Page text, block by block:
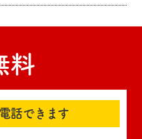
料
話できます